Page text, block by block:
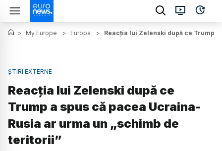
> My Europe > Europa > Reacția lui Zelenski după ce Trump
ȘTIRI EXTERNE
Reacția lui Zelenski după ce
Trump a spus că pacea Ucraina-
Rusia ar urma un „schimb de
teritorii”